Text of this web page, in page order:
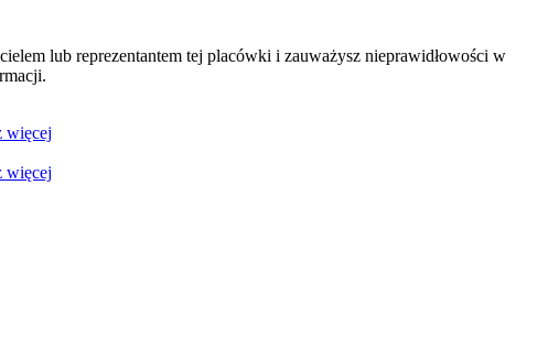
lub reprezentantem tej placówki i zauważysz nieprawidłowości w
więcej
więcej